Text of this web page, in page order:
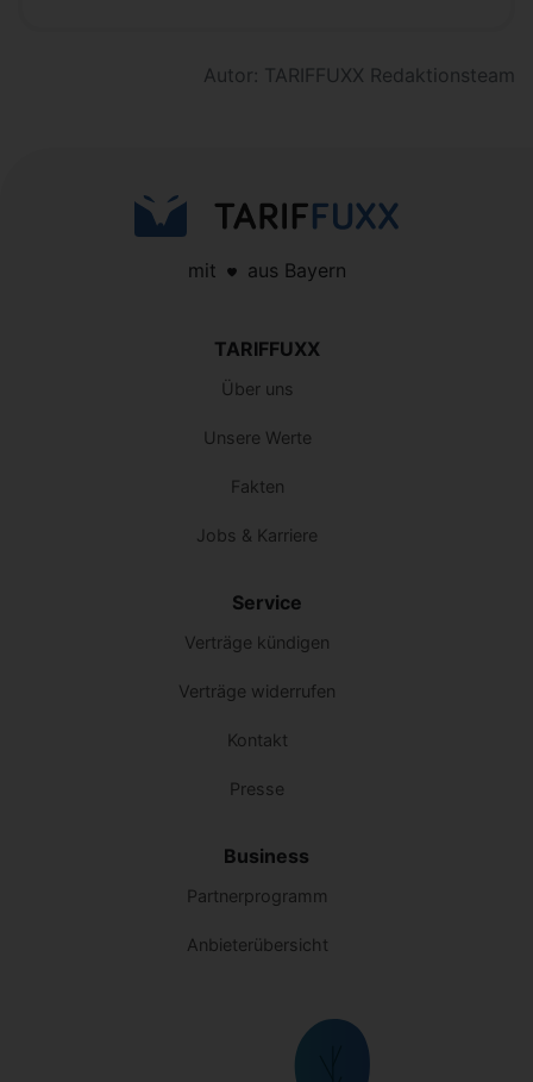
Autor: TARIFFUXX Redaktionsteam
mit aus Bayern
TARIFFUXX
Über uns
Unsere Werte
Fakten
Jobs & Karriere
Service
Verträge kündigen
Verträge widerrufen
Kontakt
Presse
Business
Partnerprogramm
Anbieterübersicht